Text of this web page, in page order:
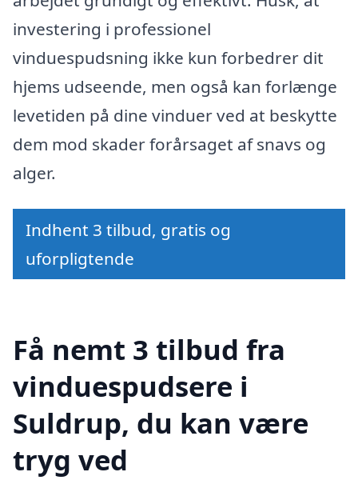
investering i professionel
vinduespudsning ikke kun forbedrer dit
hjems udseende, men også kan forlænge
levetiden på dine vinduer ved at beskytte
dem mod skader forårsaget af snavs og
alger.
Indhent 3 tilbud, gratis og
uforpligtende
Få nemt 3 tilbud fra
vinduespudsere i
Suldrup, du kan være
tryg ved